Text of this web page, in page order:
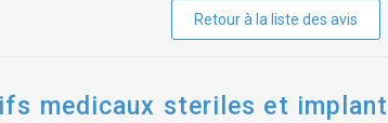
Retour à la liste des avis
medicaux steriles et